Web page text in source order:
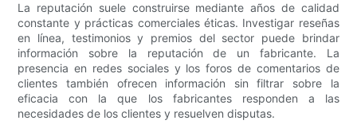
La reputación suele construirse mediante años de calidad
constante y prácticas comerciales éticas. Investigar reseñas
en línea, testimonios y premios del sector puede brindar
información sobre la reputación de un fabricante. La
presencia en redes sociales y los foros de comentarios de
clientes también ofrecen información sin filtrar sobre la
eficacia con la que los fabricantes responden a las
necesidades de los clientes y resuelven disputas.